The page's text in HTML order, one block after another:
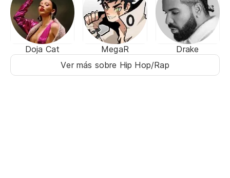
Doja Cat MegaR
Drake
Ver más sobre Hip Hop/Rap